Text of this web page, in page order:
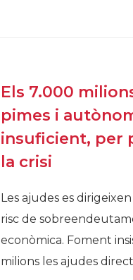
Els 7.000
pimes i
insuficient, per
la crisi
Les ajudes es
risc de
econòmica. Foment
milions les ajudes